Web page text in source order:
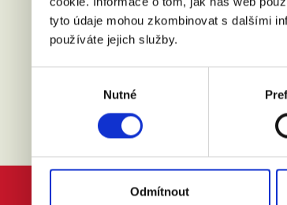
tyto údaje mohou zkombinovat s dalšími
používáte jejich služby.
Nutné
Odmítnout
Souhlasím se